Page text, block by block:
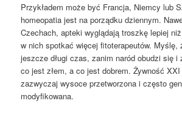
Przykładem może być Francja, Niemcy lub
homeopatia jest na porządku dziennym.
Czechach, apteki wyglądają troszkę lepiej
w nich spotkać więcej fitoterapeutów. Myślę,
jeszcze długi czas, zanim naród obudzi się i
co jest złem, a co jest dobrem. Żywność
zazwyczaj wysoce przetworzona i często
modyfikowana.